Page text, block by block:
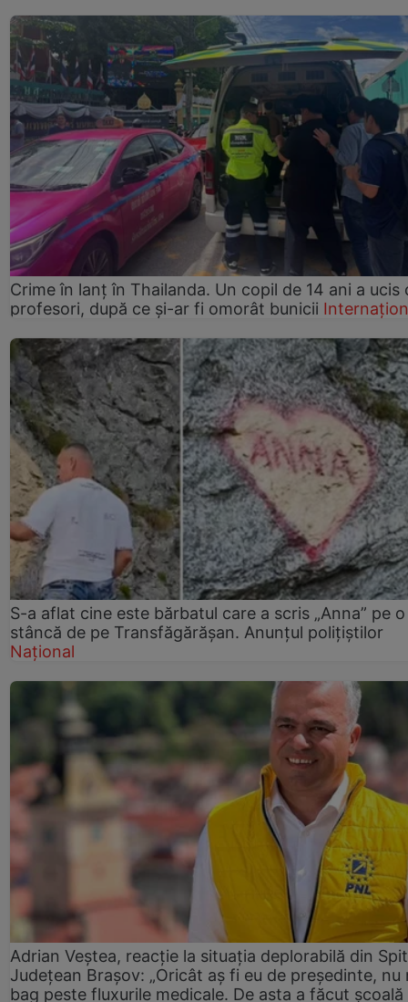
Crime în lanț în Thailanda. Un copil de 14 ani a ucis
profesori, după ce și-ar fi omorât bunicii
S-a aflat cine este bărbatul care a scris „Anna” pe o
stâncă de pe Transfăgărășan. Anunțul polițiștilor
Național
Adrian Veștea, reacție la situația deplorabilă din
Județean Brașov: „Oricât aș fi eu de președinte, nu
bag peste fluxurile medicale. De asta a făcut școală